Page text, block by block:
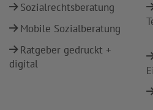
Sozialrechtsberatung
Mobile Sozialberatung
Ratgeber gedruckt +
digital